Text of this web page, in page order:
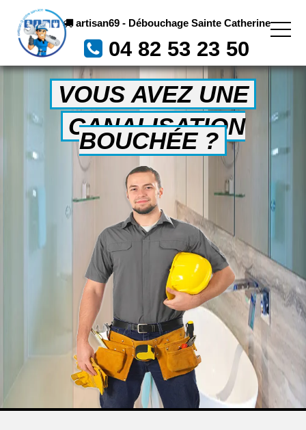
artisan69 - Débouchage Sainte Catherine
04 82 53 23 50
VOUS AVEZ UNE
CANALISATION
BOUCHÉE ?